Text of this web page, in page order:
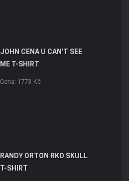
JOHN CENA U CAN'T SEE
ME T-SHIRT
Cena: 1773-Kč
RANDY ORTON RKO SKULL
T-SHIRT